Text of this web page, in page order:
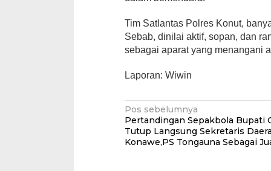
Tim Satlantas Polres Konut,
Sebab, dinilai aktif, sopan, dan
sebagai aparat yang menangani
Laporan: Wiwin
Navigasi
pos
Pos sebelumnya
Pertandingan Sepakbola Bupati
Tutup Langsung Sekretaris
Konawe,PS Tongauna Sebagai